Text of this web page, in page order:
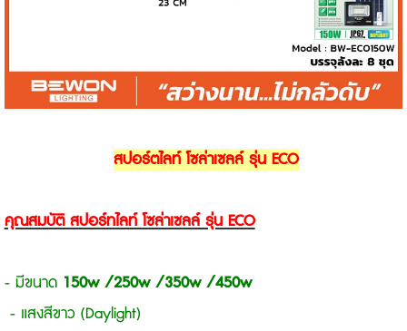
สปอร์ตไลท์ โซล่าเซลล์ รุ่น ECO
คุณสมบัติ สปอร์ทไลท์ โซล่าเซลล์ รุ่น ECO
- มีขนาด 150w /250w /350w /450w
- แสงสีขาว (Daylight)